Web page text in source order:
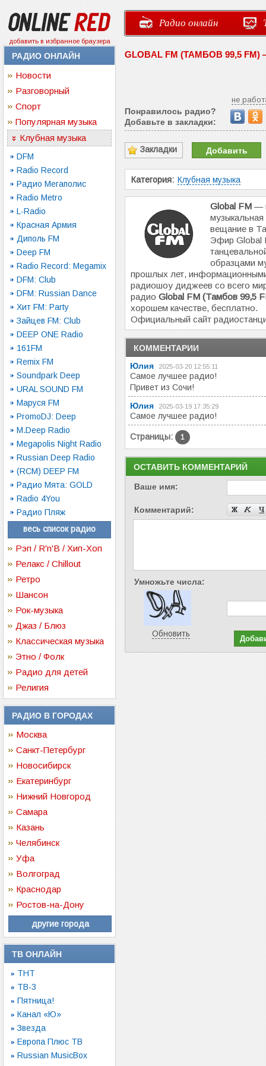
добавить в избранное браузера
Радио онлайн
РАДИО ОНЛАЙН
Новости
Разговорный
Спорт
Популярная музыка
Клубная музыка
DFM
Radio Record
Радио Мегаполис
Radio Metro
L-Radio
Красная Армия
Диполь FM
Deep FM
Radio Record: Megamix
DFM: Club
DFM: Russian Dance
Хит FM: Party
Зайцев FM: Club
DEEP ONE Radio
161FM
Remix FM
Soundpark Deep
URAL SOUND FM
Маруся FM
PromoDJ: Deep
M.Deep Radio
Megapolis Night Radio
Russian Deep Radio
(RCM) DEEP FM
Радио Мята: GOLD
Radio 4You
Радио Пляж
весь список радио
Рэп / R'n'B / Хип-Хоп
Релакс / Chillout
Ретро
Шансон
Рок-музыка
Джаз / Блюз
Классическая музыка
Этно / Фолк
Радио для детей
Религия
РАДИО В ГОРОДАХ
Москва
Санкт-Петербург
Новосибирск
Екатеринбург
Нижний Новгород
Самара
Казань
Челябинск
Уфа
Волгоград
Краснодар
Ростов-на-Дону
другие города
ТВ ОНЛАЙН
ТНТ
ТВ-3
Пятница!
Канал «Ю»
Звезда
Европа Плюс ТВ
Russian MusicBox
GLOBAL FM (ТАМБОВ 99,5
не
Понравилось радио?
Добавьте в закладки:
Закладки Добавить
Категория: Клубная музыка
Global FM —
вещание в
Эфир Global
образцами
прошлых лет,
радиошоу диджеев со всего
радио Global FM (Тамбов 99,5
хорошем качестве, бесплатно.
Официальный сайт
КОММЕНТАРИИ
Юлия
2025-03-20 12:55:11
Самое лучшее радио!
Привет из Сочи!
Юлия
2025-03-19 17:35:29
Самое лучшее радио!
Страницы: 1
ОСТАВИТЬ КОММЕНТАРИЙ
Ваше имя:
Комментарий:
Умножьте числа:
Обновить